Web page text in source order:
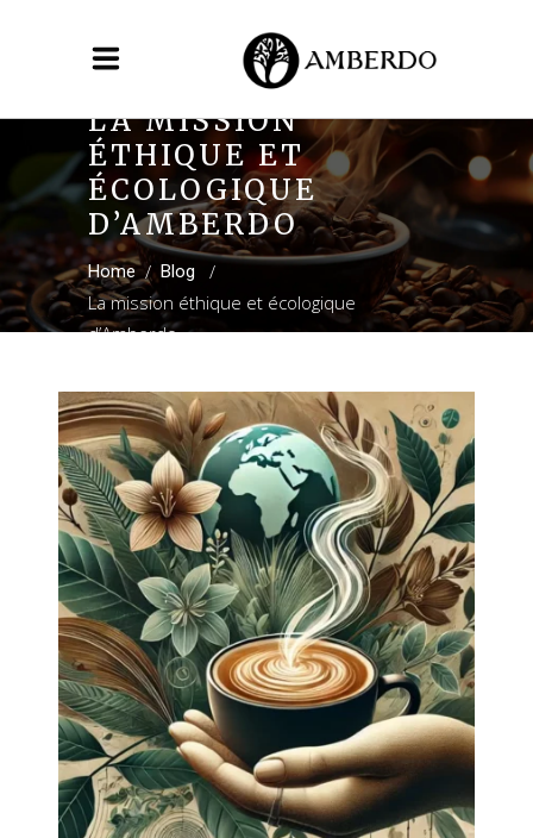
LA MISSION
ÉTHIQUE ET
ÉCOLOGIQUE
D’AMBERDO
Home/ Blog
/
La mission éthique et écologique
d’Amberdo